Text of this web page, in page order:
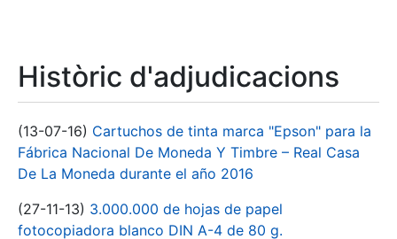
Històric d'adjudicacions
(13-07-16) Cartuchos de tinta marca "Epson" para la
Fábrica Nacional De Moneda Y Timbre – Real Casa
De La Moneda durante el año 2016
(27-11-13) 3.000.000 de hojas de papel
fotocopiadora blanco DIN A-4 de 80 g.